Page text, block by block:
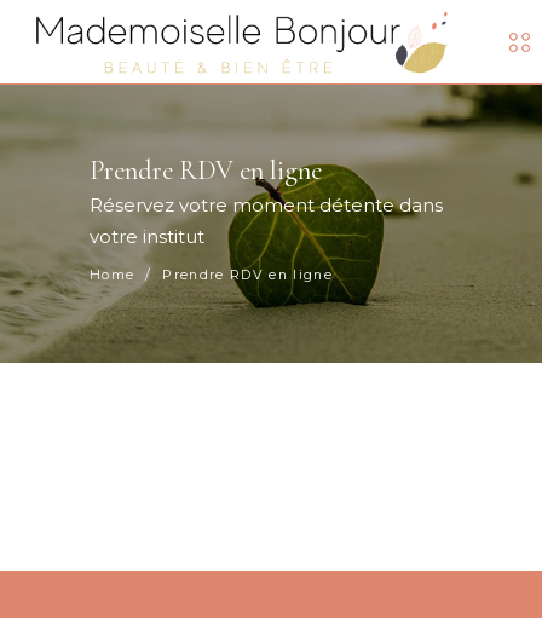
Prendre RDV en ligne
Réservez votre moment détente dans
votre institut
Home / Prendre RDV en ligne